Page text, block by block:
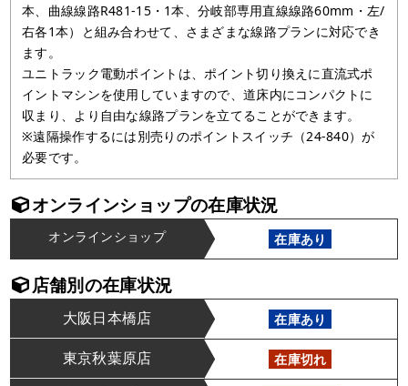
本、曲線線路R481-15・1本、分岐部専用直線線路60mm・左/
右各1本）と組み合わせて、さまざまな線路プランに対応でき
ます。
ユニトラック電動ポイントは、ポイント切り換えに直流式ポ
イントマシンを使用していますので、道床内にコンパクトに
収まり、より自由な線路プランを立てることができます。
※遠隔操作するには別売りのポイントスイッチ（24-840）が
必要です。
オンラインショップの在庫状況
オンラインショップ 在庫あり
店舗別の在庫状況
大阪日本橋店 在庫あり
東京秋葉原店 在庫切れ